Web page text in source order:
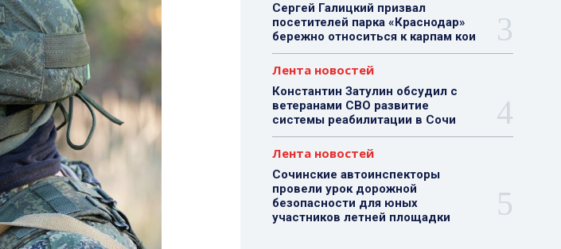
Сергей Галицкий призвал
посетителей парка «Краснодар»
бережно относиться к карпам кои
Лента новостей
Константин Затулин обсудил с
ветеранами СВО развитие
системы реабилитации в Сочи
Лента новостей
Сочинские автоинспекторы
провели урок дорожной
безопасности для юных
участников летней площадки